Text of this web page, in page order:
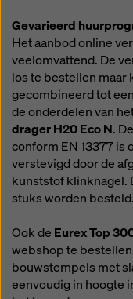
Gevarieerd
Het aanbod online
veelomvattend. De
los te bestellen
gecombineerd tot
de onderdelen van
drager H20 Eco N.
conform EN 13377 is
verstevigd door de
kunststof klinknagel.
stuks worden besteld.
Ook de Eurex Top
webshop te
bouwstempels met
eenvoudig in hoogte